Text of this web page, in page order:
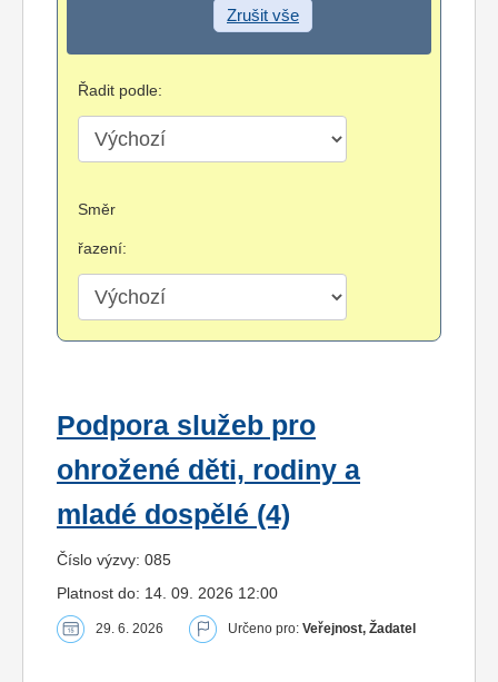
Zrušit vše
Řadit podle:
Směr
řazení:
Podpora služeb pro
ohrožené děti, rodiny a
mladé dospělé (4)
Číslo výzvy: 085
Platnost do: 14. 09. 2026 12:00
29. 6. 2026 Určeno pro: Veřejnost, Žadatel